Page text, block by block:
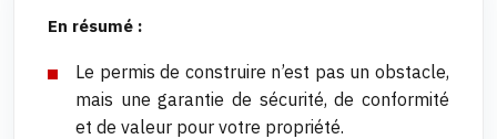
En résumé :
Le permis de construire n’est pas un obstacle,
mais une garantie de sécurité, de conformité
et de valeur pour votre propriété.